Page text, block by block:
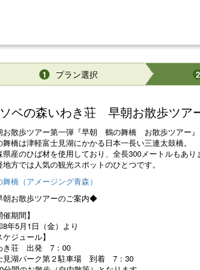
1 プラン選択 2
ベの森いわき荘 早朝お散歩ツア
お散歩ツアー第一弾『早朝 鶴の舞橋 お散歩ツアー』
舞橋は津軽富士見湖にかかる日本一長い三連太鼓橋。
県産のひば材を使用しており、全長300メートルもあり
地方では人気の観光スポットのひとつです。
舞橋（アメージング青森）
お散歩ツアーのご案内◆
催期間】
8年5月1日（金）より
ケジュール】
き荘 出発 7：00
見湖パーク第２駐車場 到着 7：30